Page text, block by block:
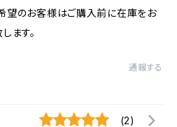
望のお客様はご購入前に在庫をお
ます。
通報する
(2)